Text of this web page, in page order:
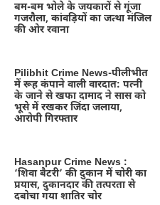
बम-बम भोले के जयकारों से गूंजा
गजरौला, कांवड़ियों का जत्था मंजिल
की ओर रवाना
Pilibhit Crime News-पीलीभीत
में रूह कंपाने वाली वारदात: पत्नी
के जाने से खफा दामाद ने सास को
भूसे में रखकर जिंदा जलाया,
आरोपी गिरफ्तार
Hasanpur Crime News :
‘शिवा बैटरी’ की दुकान में चोरी का
प्रयास, दुकानदार की तत्परता से
दबोचा गया शातिर चोर